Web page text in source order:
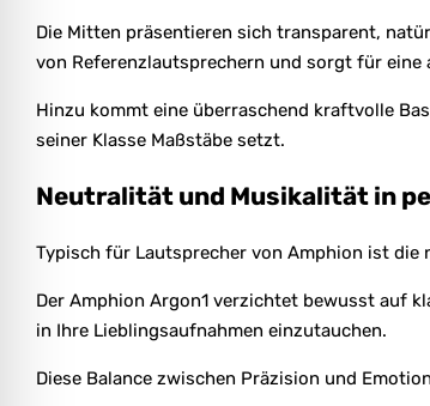
Die Mitten präsentieren sich transparent,
von Referenzlautsprechern und sorgt für eine
Hinzu kommt eine überraschend kraftvolle
seiner Klasse Maßstäbe setzt.
Neutralität und Musikalität in
Typisch für Lautsprecher von Amphion ist
Der Amphion Argon1 verzichtet bewusst auf
in Ihre Lieblingsaufnahmen einzutauchen.
Diese Balance zwischen Präzision und